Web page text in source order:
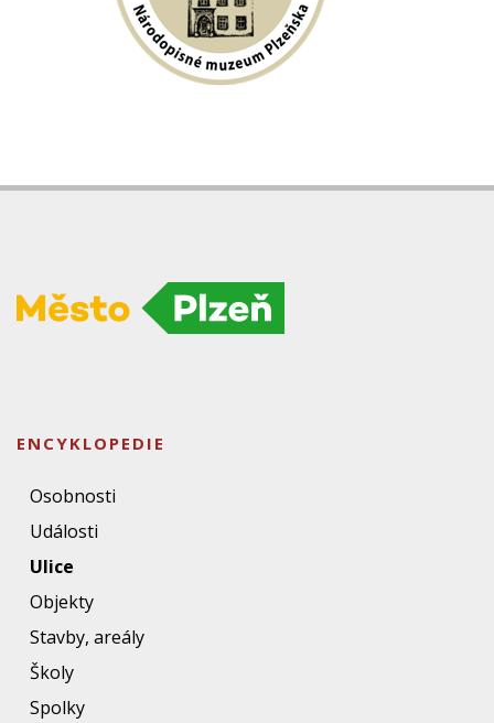
ENCYKLOPEDIE
Osobnosti
Události
Ulice
Objekty
Stavby, areály
Školy
Spolky